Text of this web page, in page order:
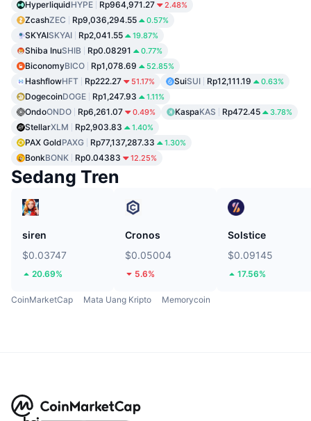
HyperliquidHYPE Rp964,971.27 2.48%
ZcashZEC Rp9,036,294.55 0.57%
SKYAISKYAI Rp2,041.55 19.87%
Shiba InuSHIB Rp0.08291 0.77%
BiconomyBICO Rp1,078.69 52.85%
HashflowHFT Rp222.27 51.17% SuiSUI Rp12,111.19 0.63%
DogecoinDOGE Rp1,247.93 1.11%
OndoONDO Rp6,261.07 0.49% KaspaKAS Rp472.45 3.78%
StellarXLM Rp2,903.83 1.40%
PAX GoldPAXG Rp77,137,287.33 1.30%
BonkBONK Rp0.04383 12.25%
Sedang Tren
siren
$0.03747
20.69%
Cronos
$0.05004
5.6%
Solstice
$0.09145
17.56%
CoinMarketCap Mata Uang Kripto Memorycoin